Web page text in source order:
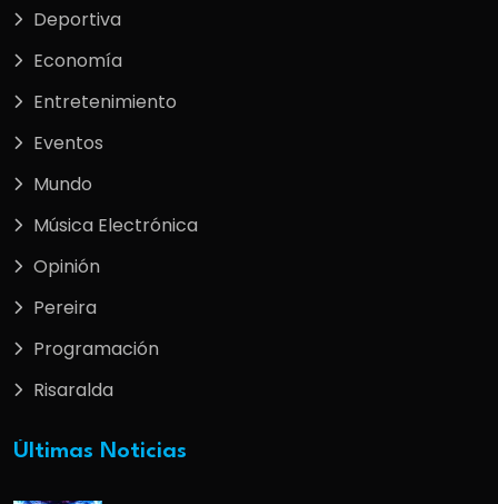
Deportiva
Economía
Entretenimiento
Eventos
Mundo
Música Electrónica
Opinión
Pereira
Programación
Risaralda
Últimas Noticias